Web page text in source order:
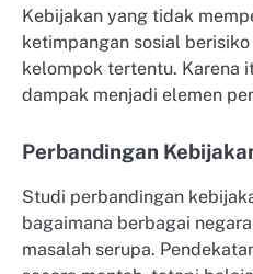
Kebijakan yang tidak
ketimpangan sosial
kelompok tertentu. Karena
dampak menjadi elemen
Perbandingan
Studi perbandingan
bagaimana berbagai
masalah serupa.